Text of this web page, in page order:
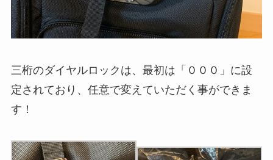
三桁のダイヤルロックは、最初は「０００」に設
定されており、任意で変えていただく事ができま
す！